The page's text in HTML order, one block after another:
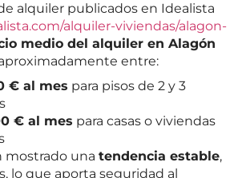
alquiler publicados en Idealista
alquiler-viviendas/alagon-
medio del alquiler en Alagón
entre:
€ al mes para pisos de 2 y 3
€ al mes para casas o viviendas
mostrado una tendencia estable,
lo que aporta seguridad al